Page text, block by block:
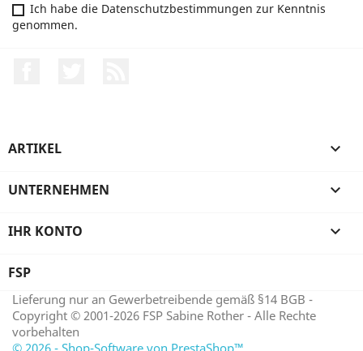
Ich habe die Datenschutzbestimmungen zur Kenntnis
genommen.
ARTIKEL 
UNTERNEHMEN 
IHR KONTO 
FSP
Lieferung nur an Gewerbetreibende gemäß §14 BGB -
Copyright © 2001-2026 FSP Sabine Rother - Alle Rechte
vorbehalten
© 2026 - Shop-Software von PrestaShop™